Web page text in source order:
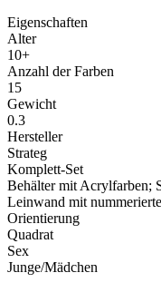
Eigenschaften
Alter
10+
Anzahl der Farben
15
Gewicht
0.3
Hersteller
Strateg
Komplett-Set
Behälter mit Acrylfarben;
Leinwand mit
Orientierung
Quadrat
Sex
Junge/Mädchen